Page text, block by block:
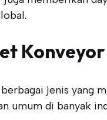
Konveyor
jenis yang
umum di banyak